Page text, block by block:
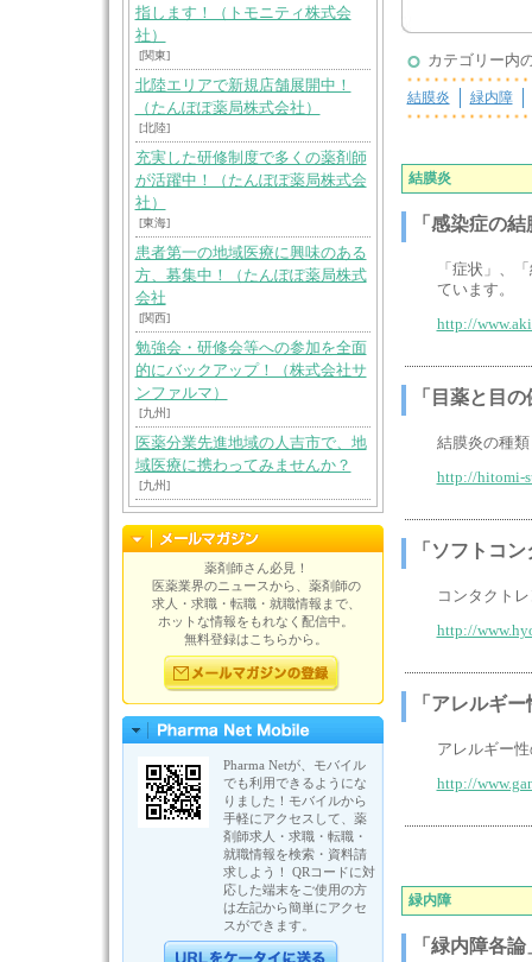
指します！（トモニティ株式会
社）
[関東]
北陸エリアで新規店舗展開中！
（たんぽぽ薬局株式会社）
[北陸]
充実した研修制度で多くの薬剤師
が活躍中！（たんぽぽ薬局株式会
社）
[東海]
患者第一の地域医療に興味のある
方、募集中！（たんぽぽ薬局株式
会社
[関西]
勉強会・研修会等への参加を全面
的にバックアップ！（株式会社サ
ンファルマ）
[九州]
医薬分業先進地域の人吉市で、地
域医療に携わってみませんか？
[九州]
薬剤師さん必見！
医薬業界のニュースから、薬剤師の
求人・求職・転職・就職情報まで、
ホットな情報をもれなく配信中。
無料登録はこちらから。
Pharma Netが、モバイル
でも利用できるようにな
りました！モバイルから
手軽にアクセスして、薬
剤師求人・求職・転職・
就職情報を検索・資料請
求しよう！ QRコードに対
応した端末をご使用の方
は左記から簡単にアクセ
スができます。
カテゴリー内
結膜炎 緑内障
結膜炎
「感染症の
「症状」、
ています。
http://
「目薬と目
結膜炎の種
http://hitomi-
「ソフトコ
コンタクト
http://
「アレルギ
アレルギー
http://
緑内障
「緑内障各